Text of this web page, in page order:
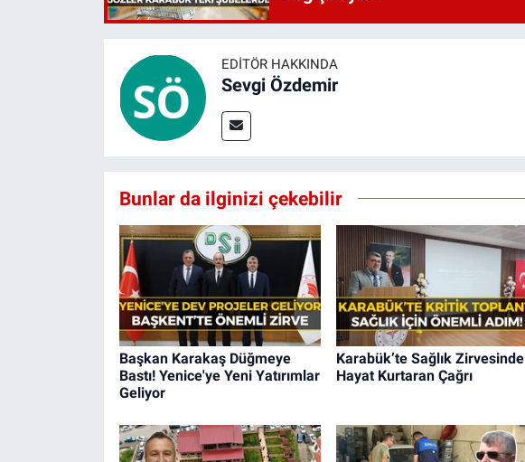
EDITÖR HAKKINDA
Sevgi Özdemir
Bunlar da ilginizi çekebilir
Başkan Karakaş Düğmeye
Bastı! Yenice'ye Yeni Yatırımlar
Geliyor
Karabük’te Sağlık Zirvesinde
Hayat Kurtaran Çağrı